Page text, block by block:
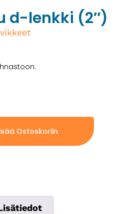
d-lenkki (2″)
Ostoskoriin